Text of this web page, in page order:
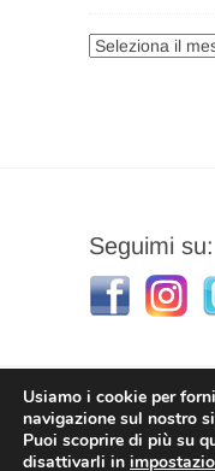
Archivi
Seguimi su:
Stefano
Usiamo i cookie per
navigazione sul nostro
Puoi scoprire di più su
disattivarli in